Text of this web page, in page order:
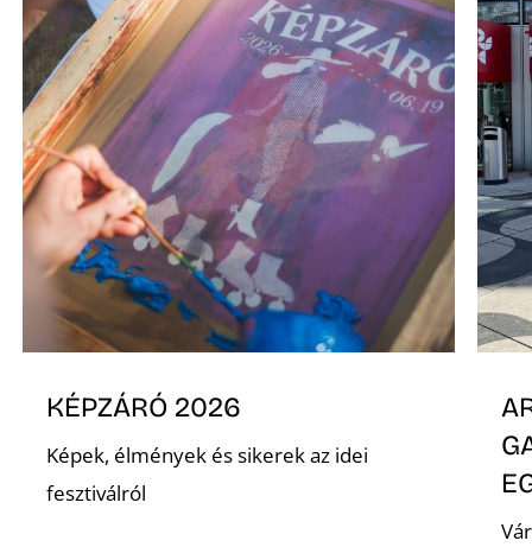
KÉPZÁRÓ 2026
Képek, élmények és sikerek az idei
fesztiválról